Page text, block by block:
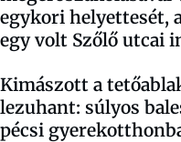
egykori helyettesét,
egy volt Szőlő utcai
Kimászott a
lezuhant: súlyos
pécsi